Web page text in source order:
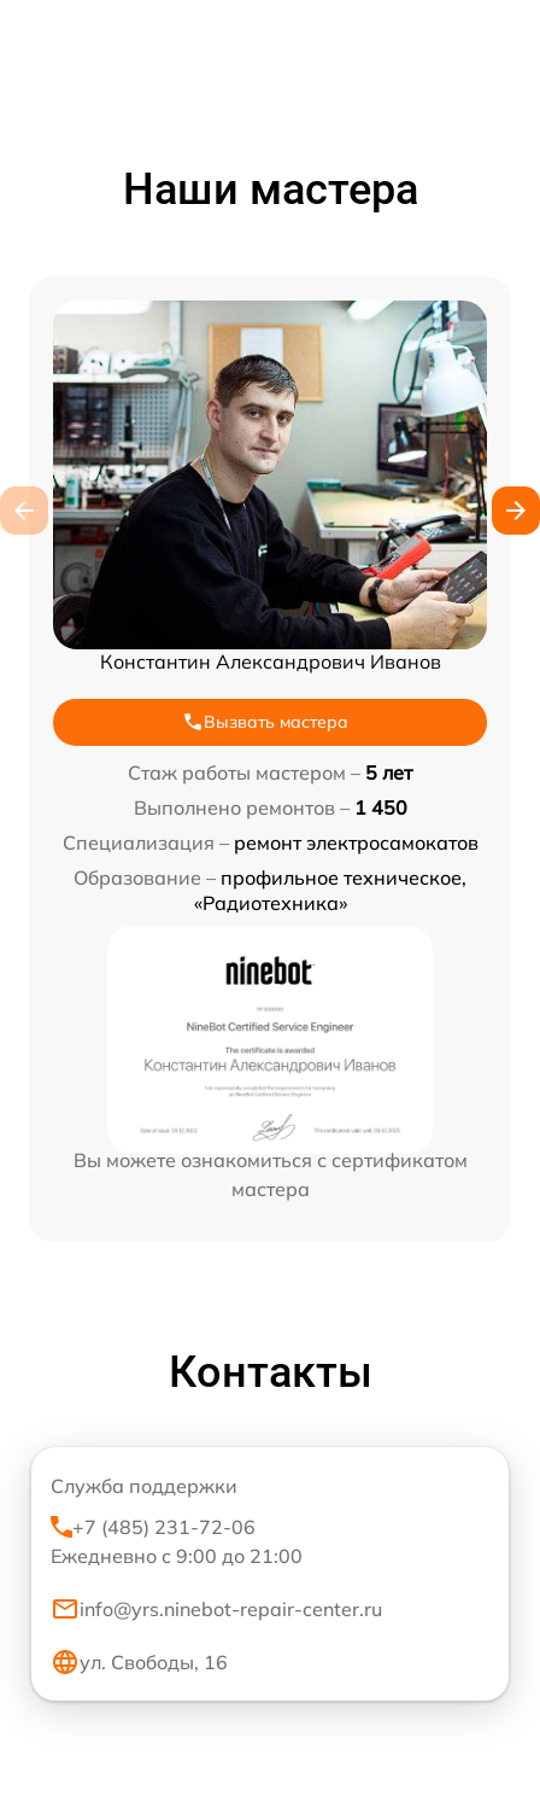
Наши мастера
Константин Александрович Иванов
Вызвать мастера
Стаж работы мастером – 5 лет
Выполнено ремонтов – 1 450
Специализация – ремонт электросамокатов
Образование – профильное техническое,
«Радиотехника»
Вы можете ознакомиться с сертификатом
мастера
Контакты
Служба поддержки
+7 (485) 231-72-06
Ежедневно с 9:00 до 21:00
info@yrs.ninebot-repair-center.ru
ул. Свободы, 16